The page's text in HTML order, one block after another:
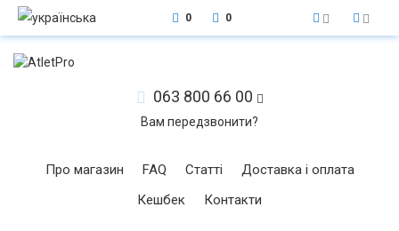
0 0
063 800 66 00
Вам передзвонити?
Про магазин FAQ Статті
Доставка і оплата
Кешбек
Контакти